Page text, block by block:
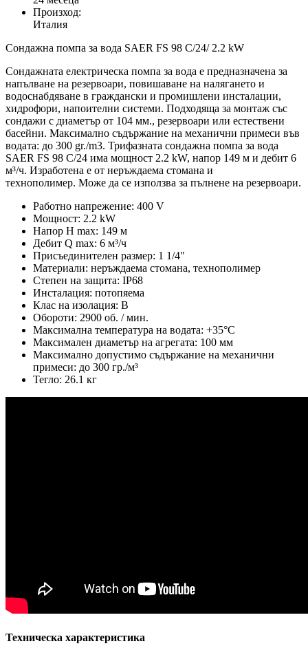
Произход:
Италия
Сондажна помпа за вода SAER FS 98 C/24/ 2.2 kW
Сондажната електрическа помпа за вода е предназначена за
напълване на резервоари, повишаване на налягането и
водоснабдяване в граждански и промишлени инсталации,
хидрофори, напоителни системи. Подходяща за монтаж със
сондажи с диаметър от 104 мм., резервоари или естествени
басейни. Максимално съдържание на механични примеси във
водата: до 300 gr./m3. Трифазната сондажна помпа за вода
SAER FS 98 C/24 има мощност 2.2 kW, напор 149 м и дебит 6
м³/ч. Изработена е от неръждаема стомана и
технополимер. Може да се използва за пълнене на резервоари.
Работно напрежение: 400 V
Мощност: 2.2 kW
Напор H max: 149 м
Дебит Q max: 6 м³/ч
Присъединителен размер: 1 1/4"
Материали: неръждаема стомана, технополимер
Степен на защита: IP68
Инсталация: потопяема
Клас на изолация: B
Обороти: 2900 об. / мин.
Максимална температура на водата: +35°C
Максимален диаметър на агрегата: 100 мм
Максимално допустимо съдържание на механични
примеси: до 300 гр./м³
Тегло: 26.1 кг
Техническа характеристика